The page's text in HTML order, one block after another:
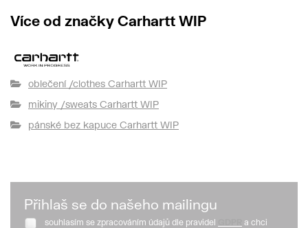
Více od značky Carhartt WIP
oblečení /clothes Carhartt WIP
mikiny /sweats Carhartt WIP
pánské bez kapuce Carhartt WIP
Přihlaš se do našeho mailingu
souhlasím se zpracováním údajů dle pravidel
a chci